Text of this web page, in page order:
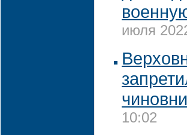
июля
10:02